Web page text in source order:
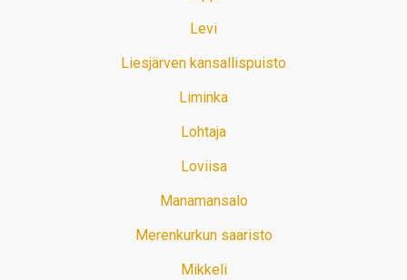
Levi
Liesjärven kansallispuisto
Liminka
Lohtaja
Loviisa
Manamansalo
Merenkurkun saaristo
Mikkeli